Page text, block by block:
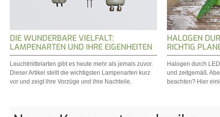
DIE WUNDERBARE VIELFALT:
LAMPENARTEN UND IHRE EIGENHEITEN
Leuchtmittelarten gibt es heute mehr als jemals zuvor.
Dieser Artikel stellt die wichtigsten Lampenarten kurz
vor und zeigt ihre Vorzüge und ihre Nachteile.
HALOGEN
RICHTIG
Halogen durch
und zeitgemäß.
beachten? Hier